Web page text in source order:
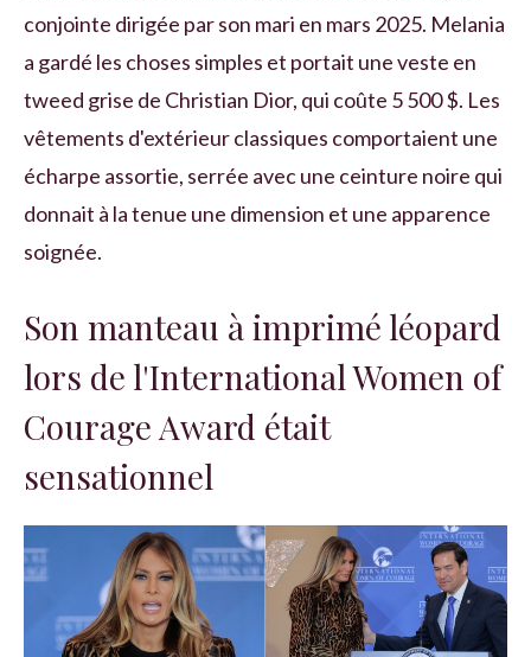
conjointe dirigée par son mari en mars 2025. Melania
a gardé les choses simples et portait une veste en
tweed grise de Christian Dior, qui coûte 5 500 $. Les
vêtements d'extérieur classiques comportaient une
écharpe assortie, serrée avec une ceinture noire qui
donnait à la tenue une dimension et une apparence
soignée.
Son manteau à imprimé léopard
lors de l'International Women of
Courage Award était
sensationnel